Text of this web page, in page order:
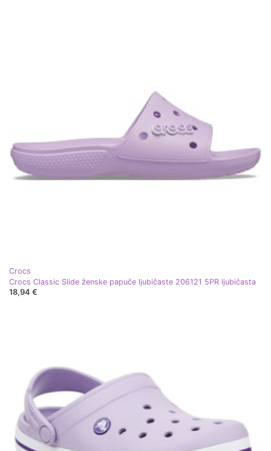
Crocs
Crocs Classic Slide ženske papuče ljubičaste 206121 5PR ljubičasta
18,94 €